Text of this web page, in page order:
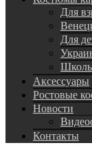
Для
Для
Аксессуары
Ростовые
Новости
Контакты